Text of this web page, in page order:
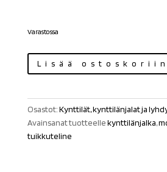
Varastossa
mosaiikki
määrä
Lisää ostoskoriin
Osastot:Kynttilät, kynttilänjalat ja
Avainsanat tuotteellekynttilänjalka,
tuikkuteline